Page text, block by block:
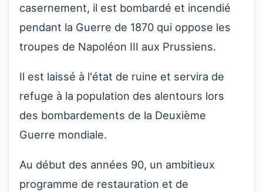
casernement, il est bombardé et incendié
pendant la Guerre de 1870 qui oppose les
troupes de Napoléon III aux Prussiens.
Il est laissé à l'état de ruine et servira de
refuge à la population des alentours lors
des bombardements de la Deuxième
Guerre mondiale.
Au début des années 90, un ambitieux
programme de restauration et de